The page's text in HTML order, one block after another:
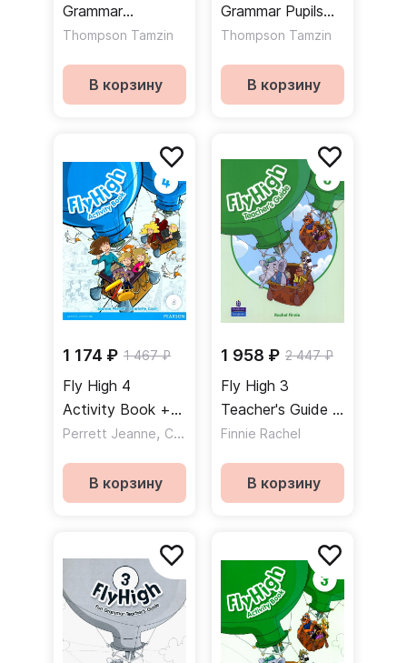
Grammar
Teacher's Guide +
учителя к
учебнику по
Thompson Tamzin
В корзину
Grammar Pupils
Book / Учебник
Thompson Tamzin
В корзину
1 174 ₽ 1 467 ₽
Fly High 4
Activity Book +
CD / Рабочая
Perrett Jeanne, Covill Charlotte
В корзину
1 958 ₽ 2 447 ₽
Fly High 3
Teacher's Guide /
Книга для
Finnie Rachel
В корзину